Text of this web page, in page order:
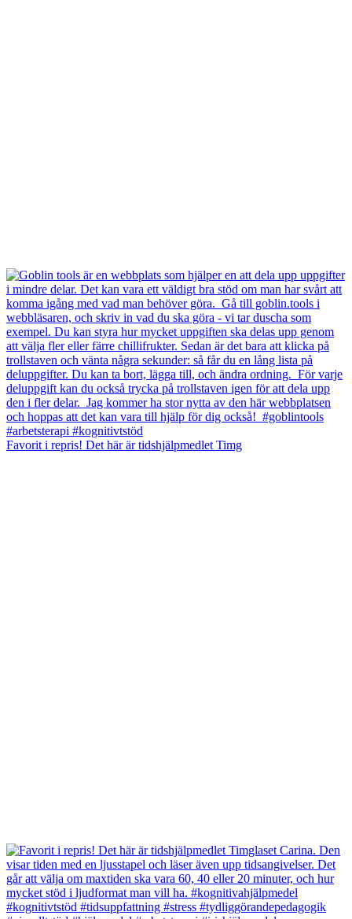
Favorit i repris! Det här är tidshjälpmedlet Timg